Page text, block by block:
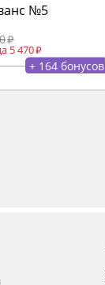
№5
5 470
+ 164 бонусов